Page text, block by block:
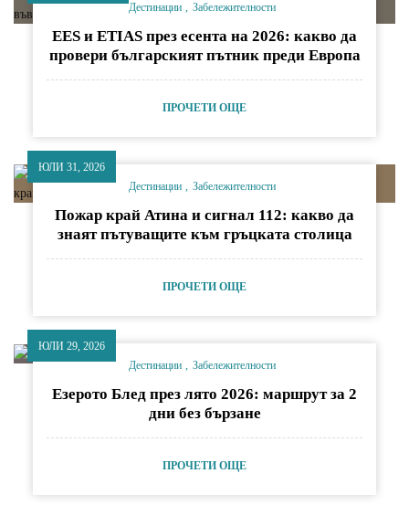
Дестинации
Забележителности
EES и ETIAS през есента на 2026: какво да
провери българският пътник преди Европа
ПРОЧЕТИ ОЩЕ
ЮЛИ 31, 2026
Дестинации
Забележителности
Пожар край Атина и сигнал 112: какво да
знаят пътуващите към гръцката столица
ПРОЧЕТИ ОЩЕ
ЮЛИ 29, 2026
Дестинации
Забележителности
Езерото Блед през лято 2026: маршрут за 2
дни без бързане
ПРОЧЕТИ ОЩЕ